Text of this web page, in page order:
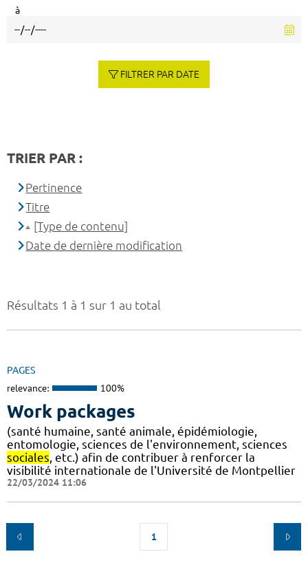
Résultats 1 à 1 sur 1 au total
PAGES
relevance: 100%
Work packages
(santé humaine, santé animale, épidémiologie,
entomologie, sciences de l'environnement, sciences
sociales , etc.) afin de contribuer à renforcer la
visibilité internationale de l'Université de Montpellier
22/03/2024 11:06
1
à
FILTRER PAR DATE
TRIER PAR :
Pertinence
Titre
[Type de contenu]
Date de dernière modification